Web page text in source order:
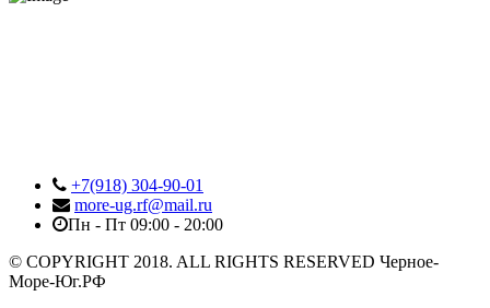
+7(918) 304-90-01
more-ug.rf@mail.ru
Пн - Пт 09:00 - 20:00
© COPYRIGHT 2018. ALL RIGHTS RESERVED Черное-
Море-Юг.РФ